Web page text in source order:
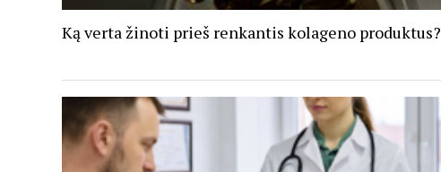
Ką verta žinoti prieš renkantis kolageno produktus?